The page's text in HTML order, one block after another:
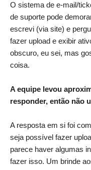
O sistema de e-mail/
de suporte pode
escrevi (via site) e
fazer upload e exibir
obscuro, eu sei, mas
coisa.
A equipe levou
responder, então não
A resposta em si foi
seja possível fazer
parece haver algumas
fazer isso. Um brinde